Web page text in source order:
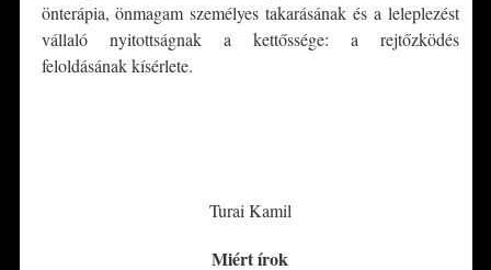
önterápia, önmagam személyes takarásának és a leleplezést
vállaló nyitottságnak a kettőssége: a rejtőzködés
feloldásának kísérlete.
Turai Kamil
Miért írok